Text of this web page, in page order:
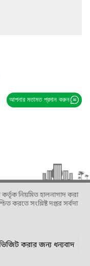
আপনার মতামত প্রদান করুন
নিয়মিত হালনাগাদ করা
করতে সংশ্লিষ্ট দপ্তর সর্বদা
ভিজিট করার জন্য ধন্যবাদ